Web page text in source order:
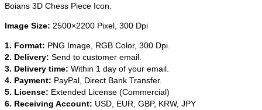
Boians 3D Chess Piece Icon.
Image Size: 2500×2200 Pixel, 300 Dpi
1. Format: PNG Image, RGB Color, 300 Dpi.
2. Delivery: Send to customer email.
3. Delivery time: Within 1 day of your email.
4. Payment: PayPal, Direct Bank Transfer.
5. License: Extended License (Commercial)
6. Receiving Account: USD, EUR, GBP, KRW, JPY